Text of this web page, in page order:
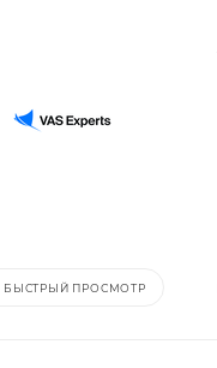
БЫСТРЫЙ ПРОСМОТР